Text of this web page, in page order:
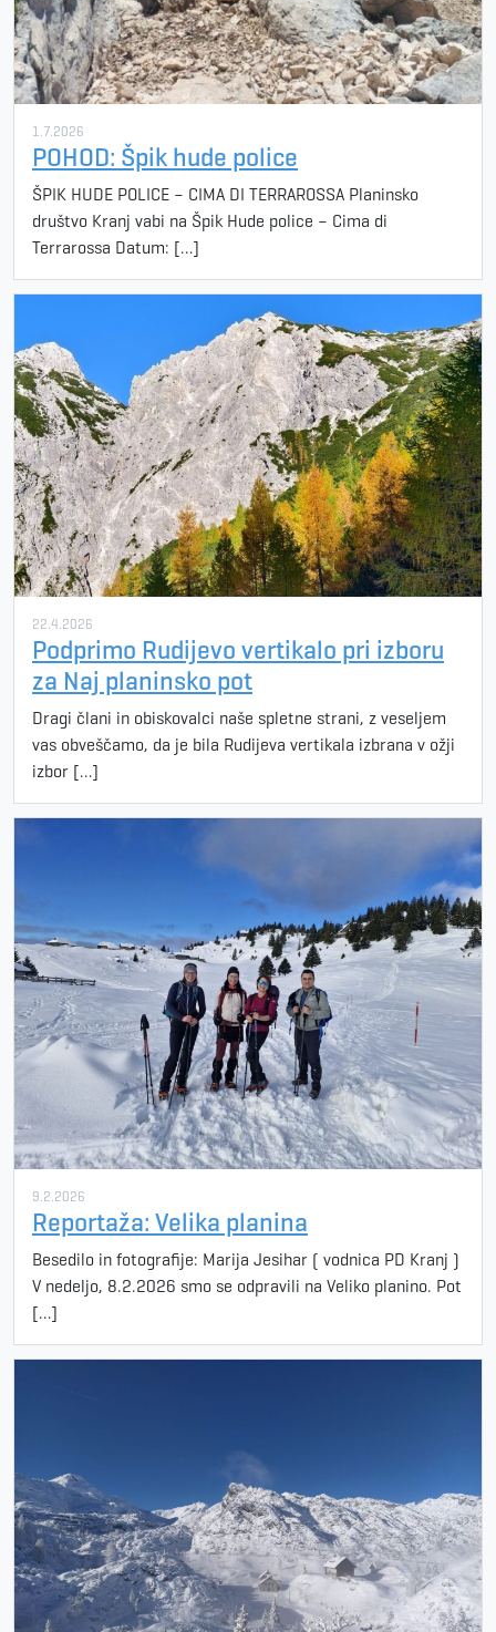
1.7.2026
POHOD: Špik hude police
ŠPIK HUDE POLICE – CIMA DI TERRAROSSA Planinsko
društvo Kranj vabi na Špik Hude police – Cima di
Terrarossa Datum: […]
22.4.2026
Podprimo Rudijevo vertikalo pri izboru
za Naj planinsko pot
Dragi člani in obiskovalci naše spletne strani, z veseljem
vas obveščamo, da je bila Rudijeva vertikala izbrana v ožji
izbor […]
9.2.2026
Reportaža: Velika planina
Besedilo in fotografije: Marija Jesihar ( vodnica PD Kranj )
V nedeljo, 8.2.2026 smo se odpravili na Veliko planino. Pot
[…]